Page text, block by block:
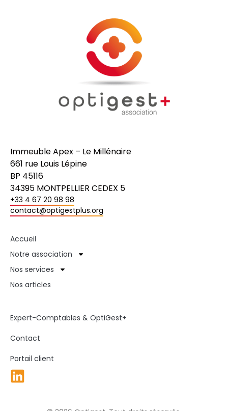
Immeuble Apex – Le Millénaire
661 rue Louis Lépine
BP 45116
34395 MONTPELLIER CEDEX 5
+33 4 67 20 98 98
contact@optigestplus.org
Accueil
Notre association
Nos services
Nos articles
Expert-Comptables & OptiGest+
Contact
Portail client